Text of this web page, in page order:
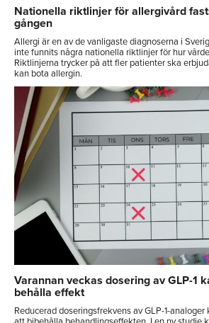
Nationella riktlinjer för allergivård
gången
Allergi är en av de vanligaste diagnoserna i
inte funnits några nationella riktlinjer för hur
Riktlinjerna trycker på att fler patienter ska
kan bota allergin.
Varannan veckas dosering av GLP-1
behålla effekt
Reducerad doseringsfrekvens av GLP-1-